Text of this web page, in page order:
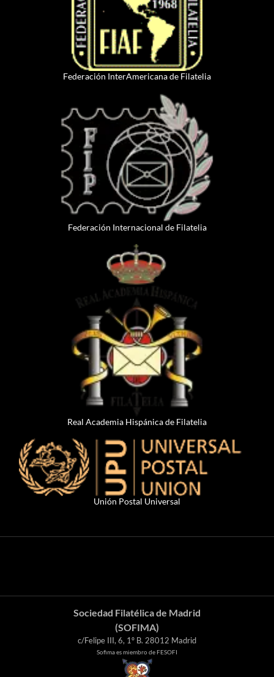
Federación InterAmericana de Filatelia
Federación Internacional de Filatelia
Real Academia Hispánica de Filatelia
Unión Postal Universal
Sociedad Filatélica de Madrid
(SOFIMA)
c/Felipe III, 6, 1º B. 28012 Madrid
Sofima es miembro de FESOFI